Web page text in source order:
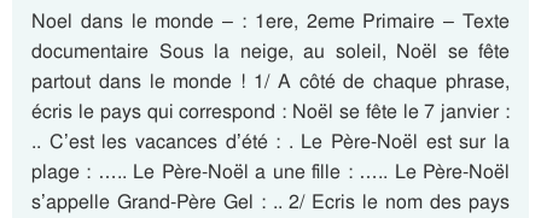
Noel dans le monde – : 1ere, 2eme Primaire – Texte
documentaire Sous la neige, au soleil, Noël se fête
partout dans le monde ! 1/ A côté de chaque phrase,
écris le pays qui correspond : Noël se fête le 7 janvier :
.. C’est les vacances d’été : . Le Père-Noël est sur la
plage : ….. Le Père-Noël a une fille : ….. Le Père-Noël
s’appelle Grand-Père Gel : .. 2/ Ecris le nom des pays